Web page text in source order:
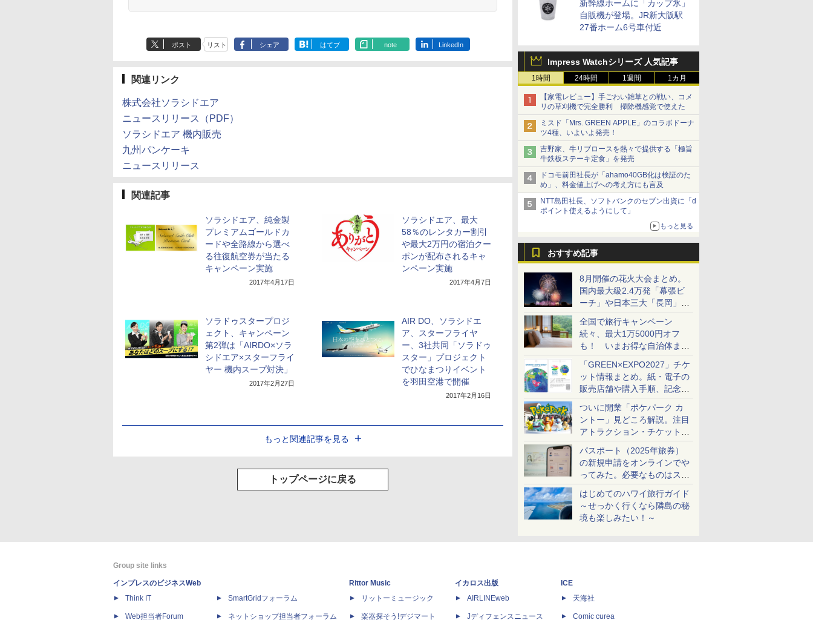
新幹線ホームに「カップ氷」
自販機が登場。JR新大阪駅
27番ホーム6号車付近
Impress Watchシリーズ 人気記事
1時間 24時間 1週間 1カ月
【家電レビュー】手ごわい雑草との戦い、コメ
リの草刈機で完全勝利 掃除機感覚で使えた
ミスド「Mrs. GREEN APPLE」のコラボドーナ
ツ4種、いよいよ発売！
吉野家、牛リブロースを熱々で提供する「極旨
牛鉄板ステーキ定食」を発売
ドコモ前田社長が「ahamo40GB化は検証のた
め」、料金値上げへの考え方にも言及
NTT島田社長、ソフトバンクのセブン出資に「d
ポイント使えるようにして」
もっと見る
おすすめ記事
8月開催の花火大会まとめ。
国内最大級2.4万発「幕張ビ
ーチ」や日本三大「長岡」な
ど大型イベント目白押し！
全国で旅行キャンペーン
続々、最大1万5000円オフ
も！ いまお得な自治体まと
め
「GREEN×EXPO2027」チケ
ット情報まとめ。紙・電子の
販売店舗や購入手順、記念チ
ケットも解説
ついに開業「ポケパーク カ
ントー」見どころ解説。注目
アトラクション・チケット手
配・来場前に必要な準備は？
パスポート（2025年旅券）
の新規申請をオンラインでや
ってみた。必要なものはスマ
ホとマイナカードのみ
はじめてのハワイ旅行ガイド
～せっかく行くなら隣島の秘
境も楽しみたい！～
ポスト リスト シェア はてブ note LinkedIn
関連リンク
株式会社ソラシドエア
ニュースリリース（PDF）
ソラシドエア 機内販売
九州パンケーキ
ニュースリリース
関連記事
ソラシドエア、純金製
プレミアムゴールドカ
ードや全路線から選べ
る往復航空券が当たる
キャンペーン実施
2017年4月17日
ソラシドエア、最大
58％のレンタカー割引
や最大2万円の宿泊クー
ポンが配布されるキャ
ンペーン実施
2017年4月7日
ソラドゥスタープロジ
ェクト、キャンペーン
第2弾は「AIRDO×ソラ
シドエア×スターフライ
ヤー 機内スープ対決」
2017年2月27日
AIR DO、ソラシドエ
ア、スターフライヤ
ー、3社共同「ソラドゥ
スター」プロジェクト
でひなまつりイベント
を羽田空港で開催
2017年2月16日
もっと関連記事を見る
トップページに戻る
Group site links
インプレスのビジネスWeb
Think IT
Web担当者Forum
SmartGridフォーラム
ネットショップ担当者フォーラム
Rittor Music
リットーミュージック
楽器探そう!デジマート
イカロス出版
AIRLINEweb
Jディフェンスニュース
ICE
天海社
Comic curea